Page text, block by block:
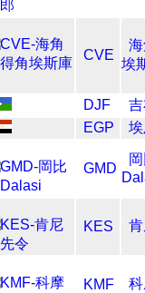
CVE
埃
DJF
EGP
GMD
KES
KMF